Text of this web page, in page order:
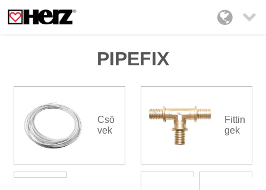

PIPEFIX
Csö
vek
Fittin
gek